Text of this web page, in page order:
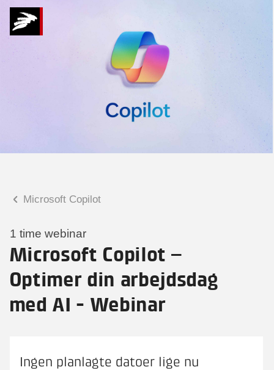
Microsoft Copilot
1 time webinar
Microsoft Copilot –
Optimer din arbejdsdag
med AI - Webinar
Ingen planlagte datoer lige nu
Spørgsmål til tilmelding, forplejning,
afholdelsessted m.m.
Christian Ravn Agergaard
Hvad kan vi hjælpe
dig med?